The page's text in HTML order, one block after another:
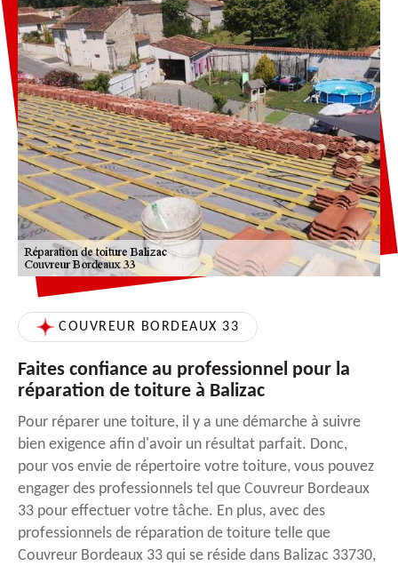
COUVREUR BORDEAUX 33
Faites confiance au professionnel pour la
réparation de toiture à Balizac
Pour réparer une toiture, il y a une démarche à suivre
bien exigence afin d'avoir un résultat parfait. Donc,
pour vos envie de répertoire votre toiture, vous pouvez
engager des professionnels tel que Couvreur Bordeaux
33 pour effectuer votre tâche. En plus, avec des
professionnels de réparation de toiture telle que
Couvreur Bordeaux 33 qui se réside dans Balizac 33730,